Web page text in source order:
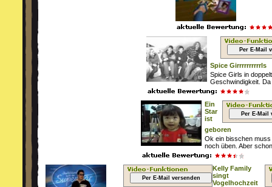
Per E-Mail
Spice Girrrrrrrrrrls
Spice Girls in
Geschwindigkeit.
Per E-Mail
Ein
Star
ist
geboren
Ok ein bisschen muss
noch üben. Aber
Kelly Family
singt
Vogelhochzeit
Per E-Mail versenden